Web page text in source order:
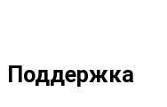
Поддержка